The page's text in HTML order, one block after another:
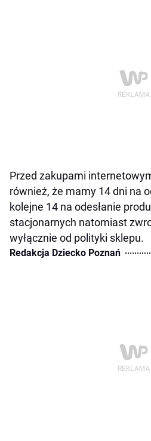
Przed zakupami
również, że mamy 14 dni na
kolejne 14 na odesłanie
stacjonarnych natomiast
wyłącznie od polityki sklepu.
Redakcja Dziecko Poznań